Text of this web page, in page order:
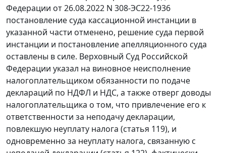
Федерации от 26.08.2022 N 308-ЭС22-1936
постановление суда кассационной инстанции в
указанной части отменено, решение суда первой
инстанции и постановление апелляционного суда
оставлены в силе. Верховный Суд Российской
Федерации указал на виновное неисполнение
налогоплательщиком обязанности по подаче
деклараций по НДФЛ и НДС, а также отверг доводы
налогоплательщика о том, что привлечение его к
ответственности за неподачу декларации,
повлекшую неуплату налога (статья 119), и
одновременно за неуплату налога, связанную с